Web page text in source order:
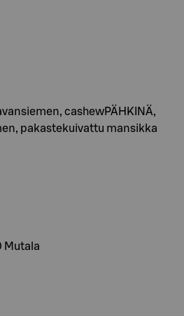
cashewPÄHKINÄ,
pakastekuivattu mansikka
Mutala